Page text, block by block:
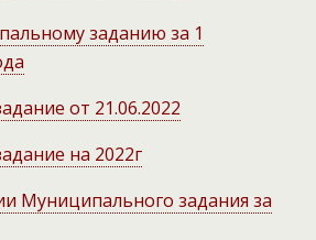
заданию за 1
от 21.06.2022
на 2022г
Муниципального задания за